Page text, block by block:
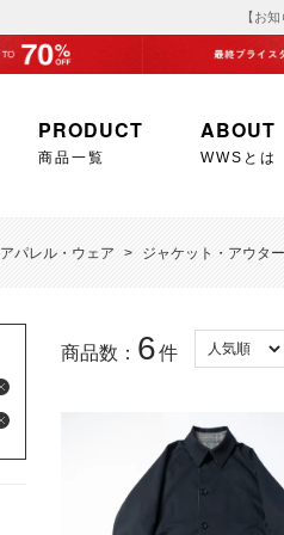
【お
PRODUCT
商品一覧
ABOUT
WWSとは
アパレル・ウェア > ジャケット・アウター
商品数： 6件